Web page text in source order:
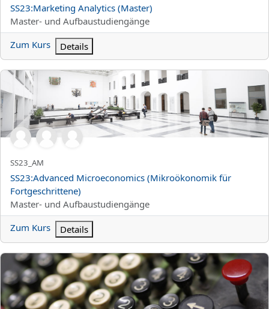
Kursname
SS23:Marketing Analytics (Master)
Kursbereich
Master- und Aufbaustudiengänge
Zum Kurs
Details
SS23:Advanced Microeconomics (Mikroökonomik für
Kurzer Kursname
SS23_AM
Kursname
SS23:Advanced Microeconomics (Mikroökonomik für
Fortgeschrittene)
Kursbereich
Master- und Aufbaustudiengänge
Zum Kurs
Details
SS23:Professionelles Projektmanagement in der Praxis